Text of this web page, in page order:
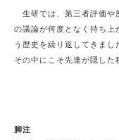
生研では、第三者評価や
の議論が何度となく持ち
う歴史を繰り返してきまし
その中にこそ先達が隠した
脚注